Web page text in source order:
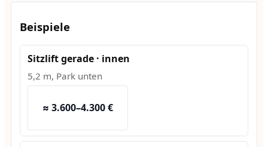
Beispiele
Sitzlift gerade · innen
5,2 m, Park unten
≈ 3.600–4.300 €